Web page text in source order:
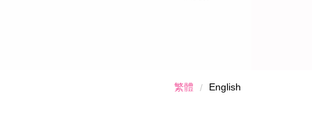
繁體 English